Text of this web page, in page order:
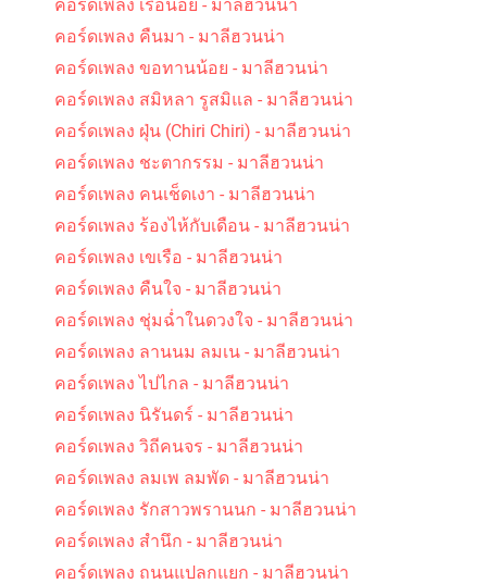
คอร์ดเพลง เรือน้อย - มาลีฮวนน่า
คอร์ดเพลง คืนมา - มาลีฮวนน่า
คอร์ดเพลง ขอทานน้อย - มาลีฮวนน่า
คอร์ดเพลง สมิหลา รูสมิแล - มาลีฮวนน่า
คอร์ดเพลง ฝุ่น (Chiri Chiri) - มาลีฮวนน่า
คอร์ดเพลง ชะตากรรม - มาลีฮวนน่า
คอร์ดเพลง คนเช็ดเงา - มาลีฮวนน่า
คอร์ดเพลง ร้องไห้กับเดือน - มาลีฮวนน่า
คอร์ดเพลง เขเรือ - มาลีฮวนน่า
คอร์ดเพลง คืนใจ - มาลีฮวนน่า
คอร์ดเพลง ชุ่มฉ่ำในดวงใจ - มาลีฮวนน่า
คอร์ดเพลง ลานนม ลมเน - มาลีฮวนน่า
คอร์ดเพลง ไปไกล - มาลีฮวนน่า
คอร์ดเพลง นิรันดร์ - มาลีฮวนน่า
คอร์ดเพลง วิถีคนจร - มาลีฮวนน่า
คอร์ดเพลง ลมเพ ลมพัด - มาลีฮวนน่า
คอร์ดเพลง รักสาวพรานนก - มาลีฮวนน่า
คอร์ดเพลง สำนึก - มาลีฮวนน่า
คอร์ดเพลง ถนนแปลกแยก - มาลีฮวนน่า